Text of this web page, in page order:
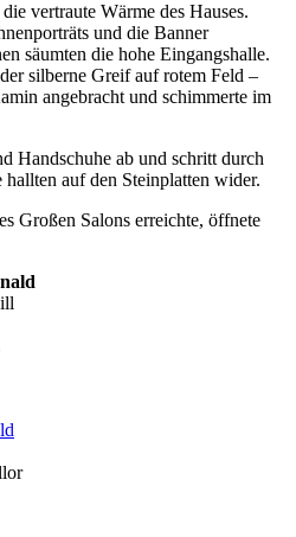
vertraute Wärme des Hauses.
und die Banner
säumten die hohe Eingangshalle.
silberne Greif auf rotem Feld –
angebracht und schimmerte im
Handschuhe ab und schritt durch
auf den Steinplatten wider.
Großen Salons erreichte, öffnete